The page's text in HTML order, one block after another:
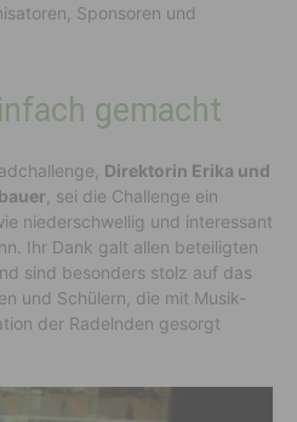
Sponsoren und
gemacht
Direktorin Erika und
, sei die Challenge ein
niederschwellig und interessant
Ihr Dank galt allen beteiligten
sind besonders stolz auf das
und Schülern, die mit Musik-
der Radelnden gesorgt